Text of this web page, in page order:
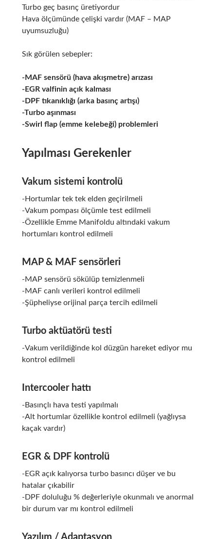
Turbo geç basınç üretiyordur
Hava ölçümünde çelişki vardır (MAF – MAP
uyumsuzluğu)
Sık görülen sebepler:
-MAF sensörü (hava akışmetre) arızası
-EGR valfinin açık kalması
-DPF tıkanıklığı (arka basınç artışı)
-Turbo aşınması
-Swirl flap (emme kelebeği) problemleri
Yapılması Gerekenler
Vakum sistemi kontrolü
-Hortumlar tek tek elden geçirilmeli
-Vakum pompası ölçümle test edilmeli
-Özellikle Emme Manifoldu altındaki vakum
hortumları kontrol edilmeli
MAP & MAF sensörleri
-MAP sensörü sökülüp temizlenmeli
-MAF canlı verileri kontrol edilmeli
-Şüpheliyse orijinal parça tercih edilmeli
Turbo aktüatörü testi
-Vakum verildiğinde kol düzgün hareket ediyor mu
kontrol edilmeli
Intercooler hattı
-Basınçlı hava testi yapılmalı
-Alt hortumlar özellikle kontrol edilmeli (yağlıysa
kaçak vardır)
EGR & DPF kontrolü
-EGR açık kalıyorsa turbo basıncı düşer ve bu
hatalar çıkabilir
-DPF doluluğu % değerleriyle okunmalı ve anormal
bir durum var mı kontrol edilmeli
Yazılım / Adaptasyon